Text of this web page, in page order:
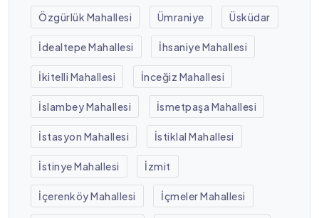
Özgürlük Mahallesi Ümraniye Üsküdar
İdealtepe Mahallesi İhsaniye Mahallesi
İkitelli Mahallesi İnceğiz Mahallesi
İslambey Mahallesi İsmetpaşa Mahallesi
İstasyon Mahallesi İstiklal Mahallesi
İstinye Mahallesi İzmit
İçerenköy Mahallesi İçmeler Mahallesi